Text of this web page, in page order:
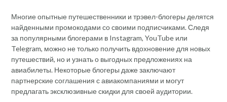
Многие опытные путешественники и трэвел-блогеры делятся
найденными промокодами со своими подписчиками. Следя
за популярными блогерами в Instagram, YouTube или
Telegram, можно не только получить вдохновение для новых
путешествий, но и узнать о выгодных предложениях на
авиабилеты. Некоторые блогеры даже заключают
партнерские соглашения с авиакомпаниями и могут
предлагать эксклюзивные скидки для своей аудитории.